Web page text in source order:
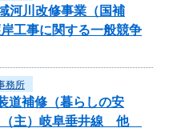
河川改修事業（国補
工事に関する一般競争
務所
道補修（暮らしの安
（主）岐阜垂井線 他